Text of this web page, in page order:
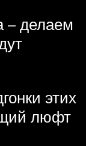
– делаем
этих
люфт